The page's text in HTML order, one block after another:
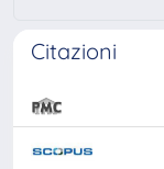
Citazioni